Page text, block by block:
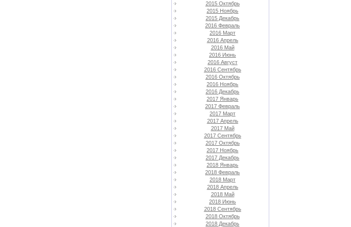
2015 Октябрь
2015 Ноябрь
2015 Декабрь
2016 Февраль
2016 Март
2016 Апрель
2016 Май
2016 Июнь
2016 Август
2016 Сентябрь
2016 Октябрь
2016 Ноябрь
2016 Декабрь
2017 Январь
2017 Февраль
2017 Март
2017 Апрель
2017 Май
2017 Сентябрь
2017 Октябрь
2017 Ноябрь
2017 Декабрь
2018 Январь
2018 Февраль
2018 Март
2018 Апрель
2018 Май
2018 Июнь
2018 Сентябрь
2018 Октябрь
2018 Декабрь